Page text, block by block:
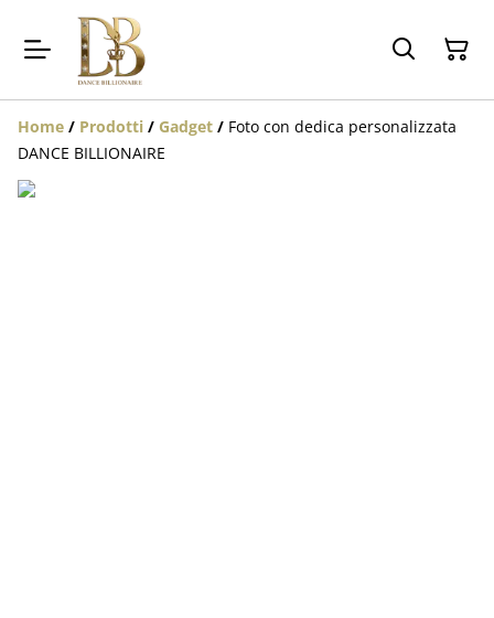
Home / Prodotti / Gadget / Foto con dedica personalizzata
DANCE BILLIONAIRE